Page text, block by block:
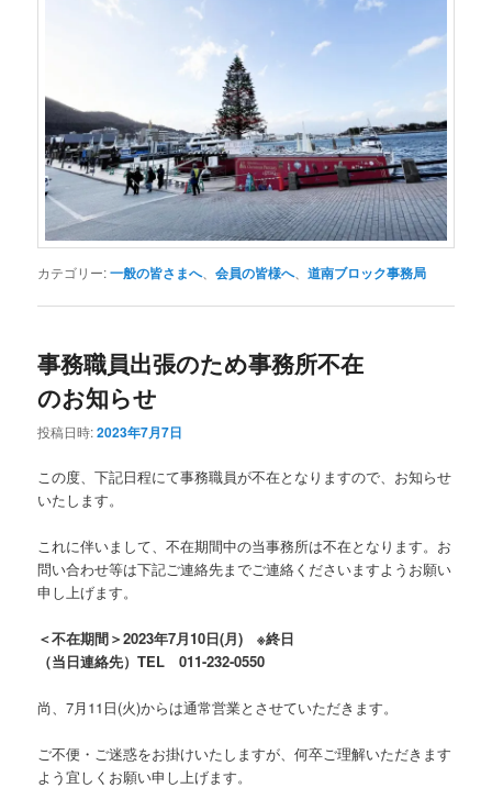
カテゴリー:一般の皆さまへ、会員の皆様へ、道南ブロック事務局
事務職員出張のため事務所不在
のお知らせ
投稿日時:2023年7月7日
この度、下記日程にて事務職員が不在となりますので、お知らせ
いたします。
これに伴いまして、不在期間中の当事務所は不在となります。お
問い合わせ等は下記ご連絡先までご連絡くださいますようお願い
申し上げます。
＜不在期間＞2023年7月10日(月) ※終日
（当日連絡先）TEL 011-232-0550
尚、7月11日(火)からは通常営業とさせていただきます。
ご不便・ご迷惑をお掛けいたしますが、何卒ご理解いただきます
よう宜しくお願い申し上げます。